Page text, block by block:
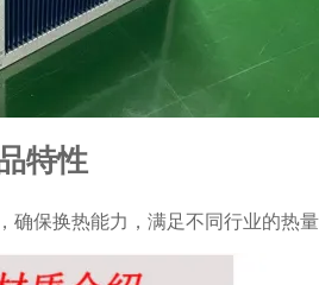
特性
确保换热能力，满足不同行业的热量